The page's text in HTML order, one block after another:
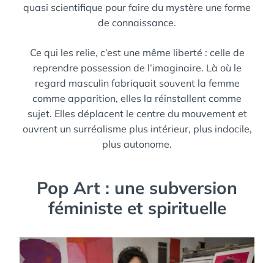
quasi scientifique pour faire du mystère une forme
de connaissance.
Ce qui les relie, c’est une même liberté : celle de
reprendre possession de l’imaginaire. Là où le
regard masculin fabriquait souvent la femme
comme apparition, elles la réinstallent comme
sujet. Elles déplacent le centre du mouvement et
ouvrent un surréalisme plus intérieur, plus indocile,
plus autonome.
Pop Art : une subversion
féministe et spirituelle